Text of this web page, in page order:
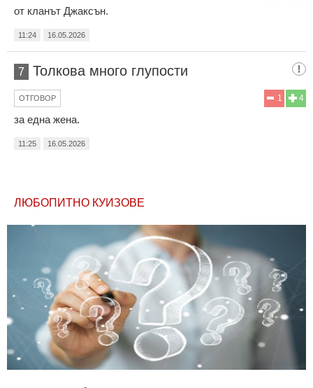
от кланът Джаксън.
11:24 16.05.2026
7 Толкова много глупости
4
1
ОТГОВОР
за една жена.
11:25 16.05.2026
ЛЮБОПИТНО КУИЗОВЕ